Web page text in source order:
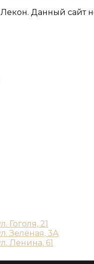
Данный сайт
Гоголя, 21
Зелёная, 3А
Ленина, 61